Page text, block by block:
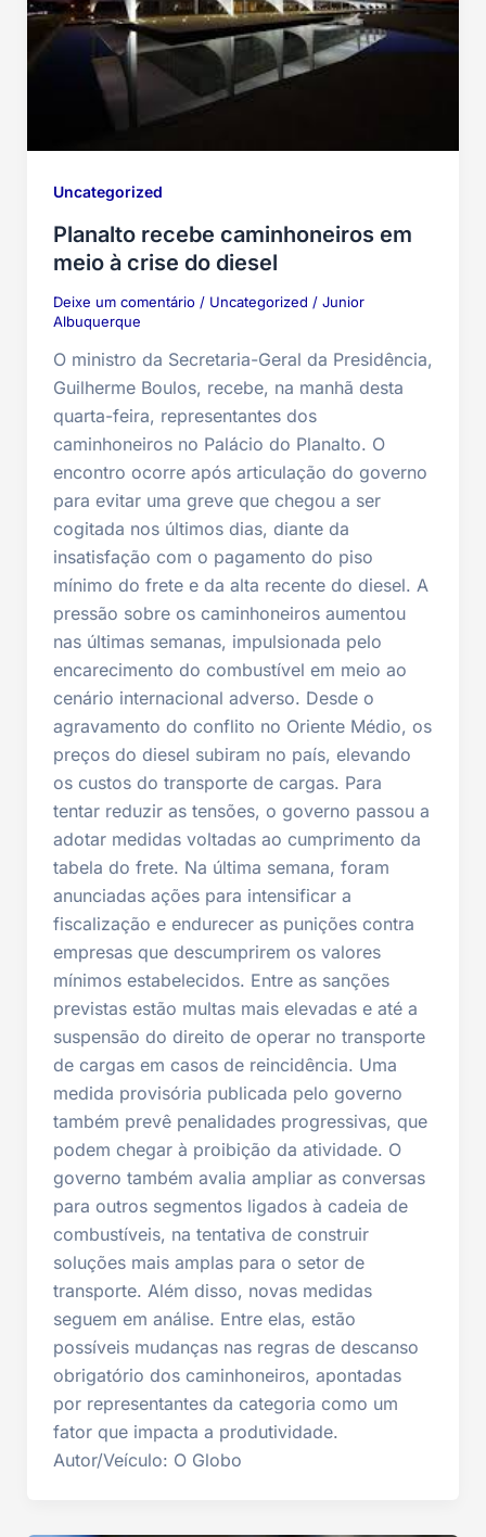
Uncategorized
Planalto recebe caminhoneiros em
meio à crise do diesel
Deixe um comentário / Uncategorized / Junior
Albuquerque
O ministro da Secretaria-Geral da Presidência,
Guilherme Boulos, recebe, na manhã desta
quarta-feira, representantes dos
caminhoneiros no Palácio do Planalto. O
encontro ocorre após articulação do governo
para evitar uma greve que chegou a ser
cogitada nos últimos dias, diante da
insatisfação com o pagamento do piso
mínimo do frete e da alta recente do diesel. A
pressão sobre os caminhoneiros aumentou
nas últimas semanas, impulsionada pelo
encarecimento do combustível em meio ao
cenário internacional adverso. Desde o
agravamento do conflito no Oriente Médio, os
preços do diesel subiram no país, elevando
os custos do transporte de cargas. Para
tentar reduzir as tensões, o governo passou a
adotar medidas voltadas ao cumprimento da
tabela do frete. Na última semana, foram
anunciadas ações para intensificar a
fiscalização e endurecer as punições contra
empresas que descumprirem os valores
mínimos estabelecidos. Entre as sanções
previstas estão multas mais elevadas e até a
suspensão do direito de operar no transporte
de cargas em casos de reincidência. Uma
medida provisória publicada pelo governo
também prevê penalidades progressivas, que
podem chegar à proibição da atividade. O
governo também avalia ampliar as conversas
para outros segmentos ligados à cadeia de
combustíveis, na tentativa de construir
soluções mais amplas para o setor de
transporte. Além disso, novas medidas
seguem em análise. Entre elas, estão
possíveis mudanças nas regras de descanso
obrigatório dos caminhoneiros, apontadas
por representantes da categoria como um
fator que impacta a produtividade.
Autor/Veículo: O Globo